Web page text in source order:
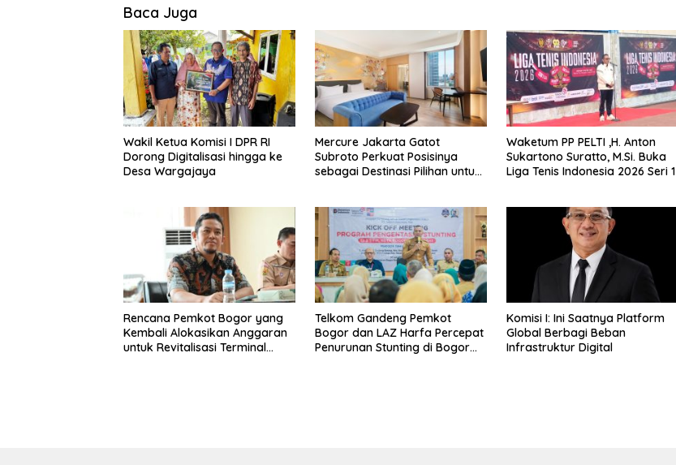
Baca Juga
Wakil Ketua Komisi I DPR RI
Dorong Digitalisasi hingga ke
Desa Wargajaya
Mercure Jakarta Gatot
Subroto Perkuat Posisinya
sebagai Destinasi Pilihan untuk
Waketum PP PELTI ,H. Anton
Sukartono Suratto, M.Si. Buka
Liga Tenis Indonesia 2026 Seri 1
Rencana Pemkot Bogor yang
Kembali Alokasikan Anggaran
untuk Revitalisasi Terminal
Telkom Gandeng Pemkot
Bogor dan LAZ Harfa Percepat
Penurunan Stunting di Bogor
Komisi I: Ini Saatnya Platform
Global Berbagi Beban
Infrastruktur Digital